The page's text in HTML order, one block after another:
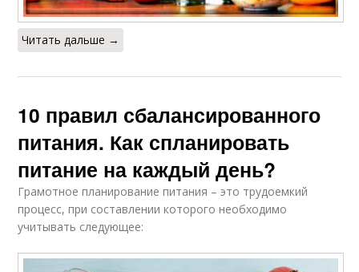
Читать дальше →
10 правил сбалансированного
питания. Как спланировать
питание на каждый день?
Грамотное планирование питания – это трудоемкий
процесс, при составлении которого необходимо
учитывать следующее: